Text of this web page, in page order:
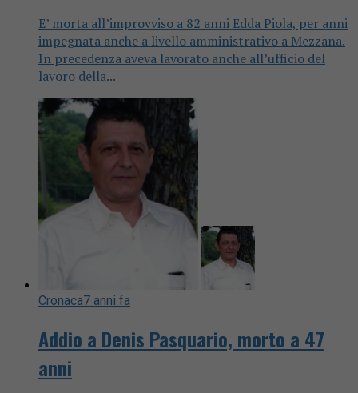
E’ morta all’improvviso a 82 anni Edda Piola, per anni
impegnata anche a livello amministrativo a Mezzana.
In precedenza aveva lavorato anche all’ufficio del
lavoro della...
Cronaca7 anni fa
Addio a Denis Pasquario, morto a 47
anni